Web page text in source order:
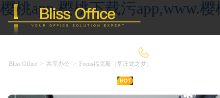
樱桃app,樱桃下载污app,www.
Bliss Office > 共享办公 > Focus福克斯（莘庄龙之梦）